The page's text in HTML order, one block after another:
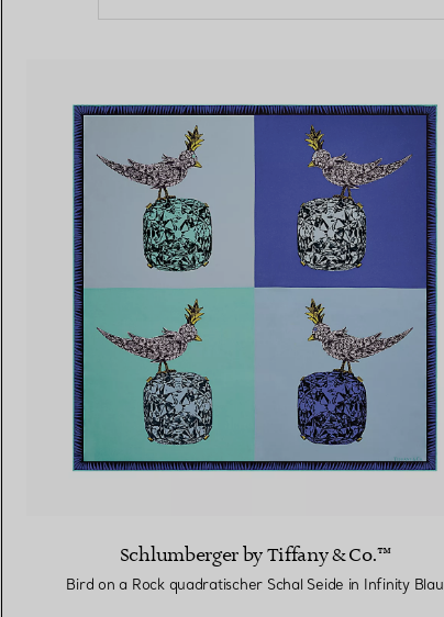
Schlumberger by Tiffany & Co.™
Bird on a Rock quadratischer Schal Seide in Infinity Blau